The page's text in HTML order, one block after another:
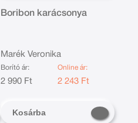
Boribon karácsonya
Marék Veronika
Borító ár:
2 990 Ft
Online ár:
2 243 Ft
Kosárba